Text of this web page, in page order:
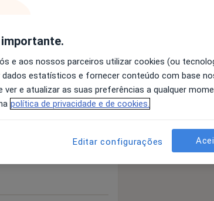
e aos nossos parceiros utilizar cookies (ou
dados estatísticos e fornecer conteúdo com base
ver e atualizar as suas preferências a qualquer
política de privacidade e de cookies.
Editar configurações